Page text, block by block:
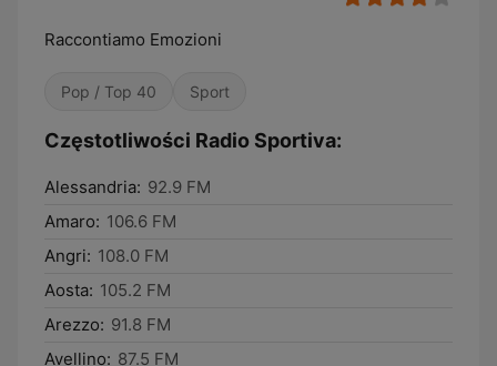
Raccontiamo Emozioni
Pop / Top 40 Sport
Częstotliwości Radio Sportiva:
Alessandria: 92.9 FM
Amaro: 106.6 FM
Angri: 108.0 FM
Aosta: 105.2 FM
Arezzo: 91.8 FM
Avellino: 87.5 FM